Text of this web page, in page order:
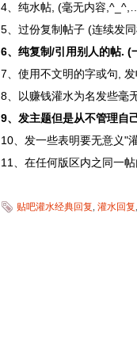
4、纯水帖, (毫无内容
5、过份复制帖子 (连续发
6、纯复制/引用别人的帖. (
7、使用不文明的字或句,
8、以赚钱灌水为名发些
9、发主题但是从不管理自
10、发一些表明要无意义"
11、在任何版区内之同一
贴吧灌水经典回复, 灌水回复,